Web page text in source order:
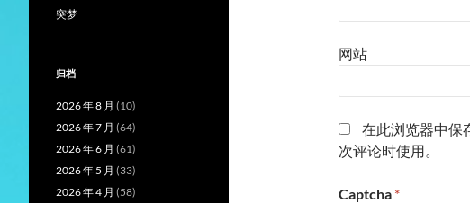
网站
在此浏览器中保
次评论时使用。
Captcha *
突梦
归档
2026 年 8 月 (10)
2026 年 7 月 (64)
2026 年 6 月 (61)
2026 年 5 月 (33)
2026 年 4 月 (58)